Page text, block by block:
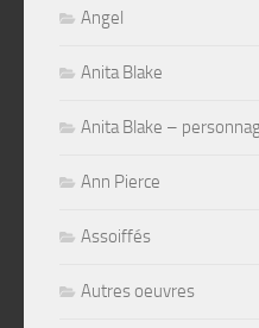
Angel
Anita Blake
Anita Blake –
Ann Pierce
Assoiffés
Autres oeuvres